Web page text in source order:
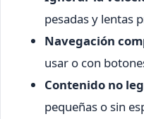
pesadas y lentas
Navegación
usar o con
Contenido no
pequeñas o sin